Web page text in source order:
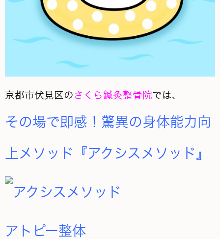
京都市伏見区の さくら鍼灸整骨院では、
その場で即感！驚異の身体能力向
上メソッド『アクシスメソッド』
アトピー整体